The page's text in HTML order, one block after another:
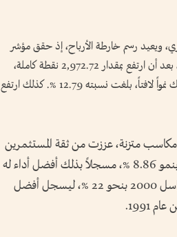
ويعيد رسم خارطة الأرباح، إذ حقق مؤشر
«ناسداك» القفزة الأكبر بين المؤشرات الثلاثة من حيث نسبة النمو، بعد أن ارتفع بمقدار 2,972.72 نقطة كاملة،
ليرتفع من مستوى 23,241 نقطة في نهاية العام الماضي، مسجلاً بذلك نمواً لافتاً، بلغت نسبته 12.79 %. كذلك ارتفع
متزنة، عززت من ثقة المستثمرين
في الشركات الكبرى، إذ صعد المؤشر بمقدار 4,256.20 نقطة بنمو 8.86 %، مسجلاً بذلك أفضل أداء له
في النصف الأول من العام منذ عام 2021. فيما ارتفع مؤشر راسل 2000 بنحو 22 %، ليسجل أفضل
1991.